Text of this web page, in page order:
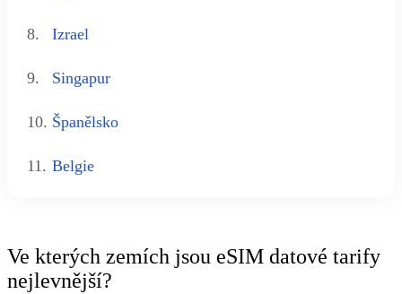
8. Izrael
9. Singapur
10. Španělsko
11. Belgie
Ve kterých zemích jsou eSIM datové tarify
nejlevnější?